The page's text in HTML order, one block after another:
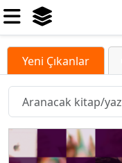
Yeni Çıkanlar